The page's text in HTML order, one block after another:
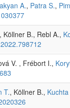
A., Patra S.,
Köllner B., Rebl A.,
V. , Frébort I.,
T., Köllner B., Kuchta